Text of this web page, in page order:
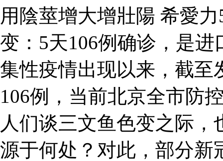
用陰莖增大增壯陽 希愛
变：5天106例确诊，是
集性疫情出现以来，截至
106例，当前北京全市防
人们谈三文鱼色变之际
源于何处？对此，部分新